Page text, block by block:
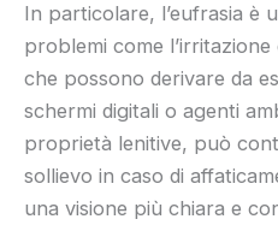
In particolare, l’eufrasia è
problemi come
che possono derivare da
schermi digitali o agenti
proprietà lenitive, può
sollievo in caso di
una visione più chiara e